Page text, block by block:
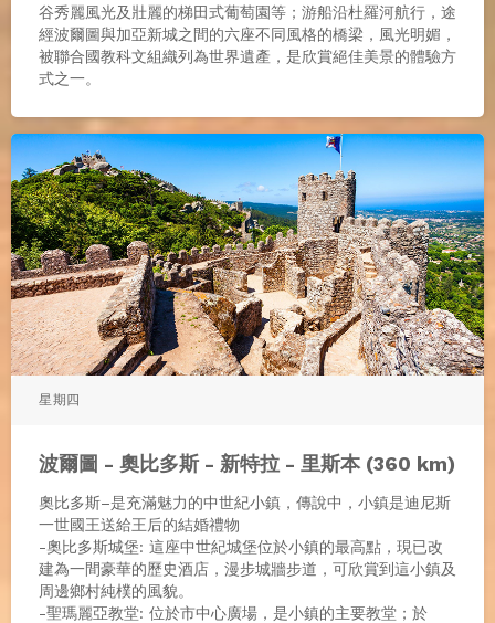
谷秀麗風光及壯麗的梯田式葡萄園等；游船沿杜羅河航行，途
經波爾圖與加亞新城之間的六座不同風格的橋梁，風光明媚，
被聯合國教科文組織列為世界遺產，是欣賞絕佳美景的體驗方
式之一。
星期四
波爾圖 - 奧比多斯 - 新特拉 - 里斯本 (360 km)
奧比多斯–是充滿魅力的中世紀小鎮，傳說中，小鎮是迪尼斯
一世國王送給王后的結婚禮物
-奧比多斯城堡: 這座中世紀城堡位於小鎮的最高點，現已改
建為一間豪華的歷史酒店，漫步城牆步道，可欣賞到這小鎮及
周邊鄉村純樸的風貌。
-聖瑪麗亞教堂: 位於市中心廣場，是小鎮的主要教堂；於